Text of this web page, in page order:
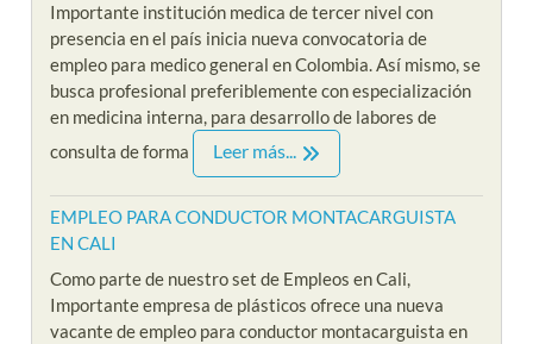
Importante institución medica de tercer nivel con
presencia en el país inicia nueva convocatoria de
empleo para medico general en Colombia. Así mismo, se
busca profesional preferiblemente con especialización
en medicina interna, para desarrollo de labores de
consulta de forma
Leer más...
EMPLEO PARA CONDUCTOR MONTACARGUISTA
EN CALI
Como parte de nuestro set de Empleos en Cali,
Importante empresa de plásticos ofrece una nueva
vacante de empleo para conductor montacarguista en